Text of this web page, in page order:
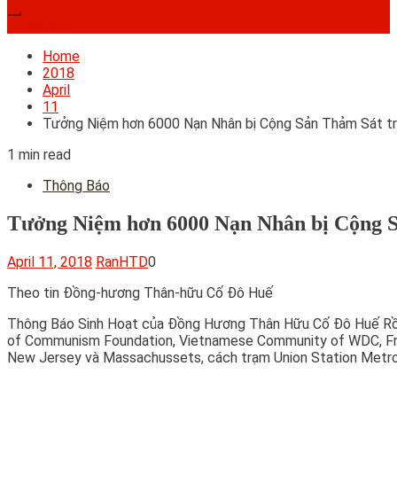
Home
2018
April
11
Tưởng Niệm hơn 6000 Nạn Nhân bị Cộng Sản Thảm
1 min read
Thông Báo
Tưởng Niệm hơn 6000 Nạn Nhân bị Cộng
April 11, 2018 RanHTD0
Theo tin Đồng-hương Thân-hữu Cố Đô Huế
Thông Báo Sinh Hoạt của Đồng Hương Thân Hữu Cố Đô Huế
of Communism Foundation, Vietnamese Community of WDC,
New Jersey và Massachussets, cách trạm Union Station